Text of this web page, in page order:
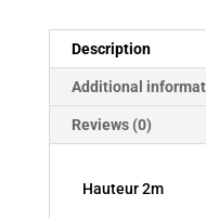
Description
Additional
Reviews (0)
Hauteur 2m